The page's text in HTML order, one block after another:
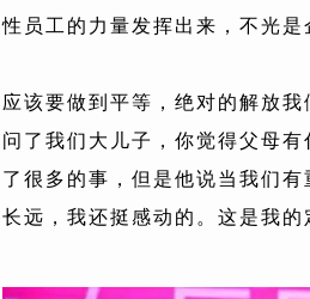
性员工的力量发挥出来，不光是
应该要做到平等，绝对的解放
问了我们大儿子，你觉得父母
了很多的事，但是他说当我们
长远，我还挺感动的。这是我的